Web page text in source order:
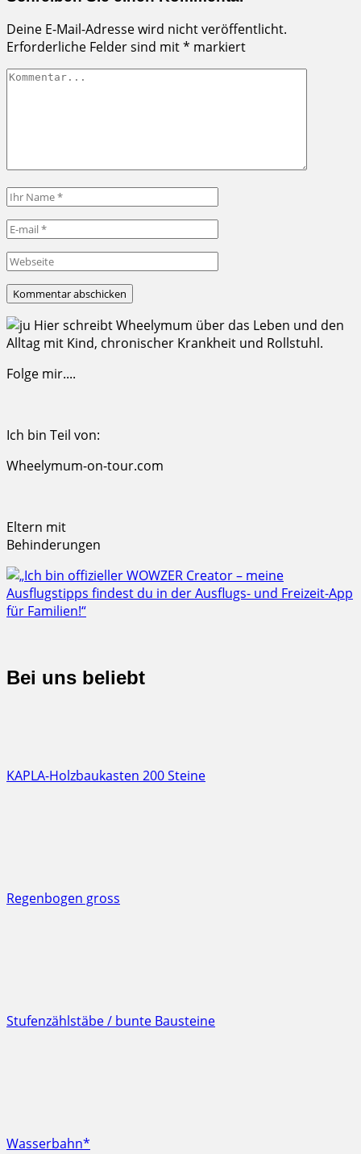
Deine E-Mail-Adresse wird nicht veröffentlicht.
Erforderliche Felder sind mit* markiert
Hier schreibt Wheelymum über das Leben und den
Alltag mit Kind, chronischer Krankheit und Rollstuhl.
Folge mir....
Ich bin Teil von:
Wheelymum-on-tour.com
Eltern mit
Behinderungen
Bei uns beliebt
KAPLA-Holzbaukasten 200 Steine
Regenbogen gross
Stufenzählstäbe / bunte Bausteine
Wasserbahn*